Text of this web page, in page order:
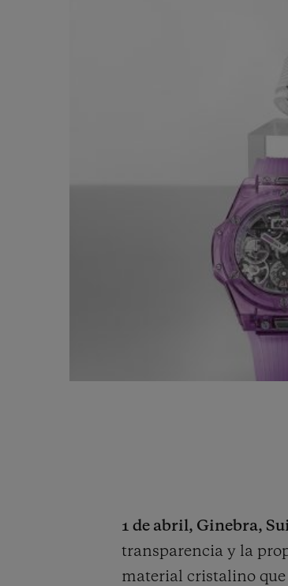
1 de abril, Ginebra,
transparencia y la
material cristalino que